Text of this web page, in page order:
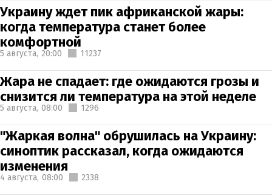
Украину ждет пик африканской жары:
когда температура станет более
комфортной
5 августа, 20:00 11237
Жара не спадает: где ожидаются грозы и
снизится ли температура на этой неделе
5 августа, 08:00 1296
"Жаркая волна" обрушилась на Украину:
синоптик рассказал, когда ожидаются
изменения
4 августа, 08:00 2338